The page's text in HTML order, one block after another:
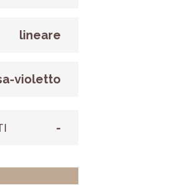
lineare
violetto
-